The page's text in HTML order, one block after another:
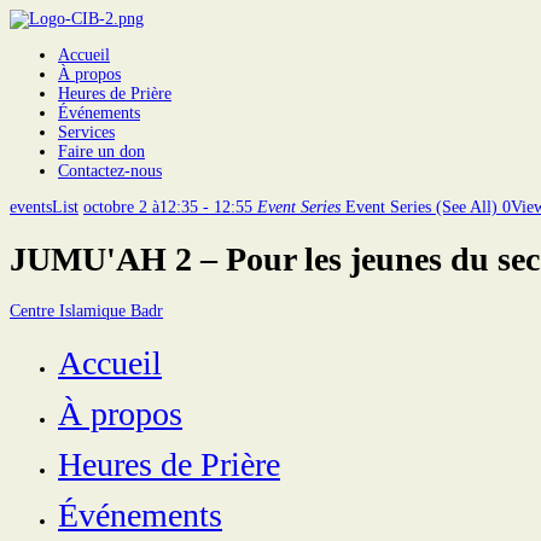
Accueil
À propos
Heures de Prière
Événements
Services
Faire un don
Contactez-nous
eventsList octobre 2 à12:35 - 12:55 Event Series Event Series (See All) 0
JUMU'AH 2 – Pour les jeunes du
Centre Islamique Badr
Accueil
À propos
Heures de Prière
Événements